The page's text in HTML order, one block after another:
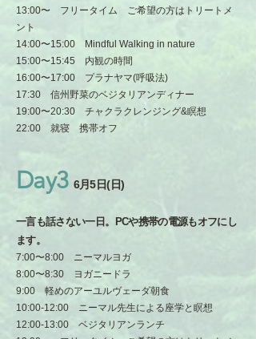
13:00〜 フリータイム ご希望の方はトリートメ
ント
14:00〜15:00 Mindful Walking in nature
15:00〜15:45 内観の時間
16:00〜17:00 プラナヤマ(呼吸法)
17:30 信州野菜のベジタリアンディナー
19:00〜20:30 チャクラクレンジング&瞑想
22:00 就寝 携帯オフ
Day3 6月5日(日)
一言も話さない一日。PCや携帯の電源もオフにし
ます。
7:00〜8:00 ニーマルヨガ
8:00〜8:30 ヨガニードラ
9:00 軽めのアーユルヴェーダ朝食
10:00-12:00 ニーマル先生による座学と瞑想
12:00-13:00 ベジタリアンランチ